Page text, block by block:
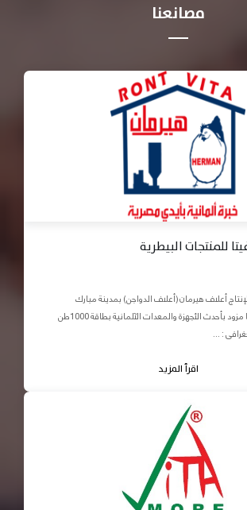
مصانعنا
للمنتجات البيطرية
أعلاف هيرمان (أعلاف الدواجن) بمدينة مبارك
الصناعية بقويسنا مزود بأحدث الأجهزة والمعدات الآلمانية بطاقة 1000طن
: ...
اقرأ المزيد